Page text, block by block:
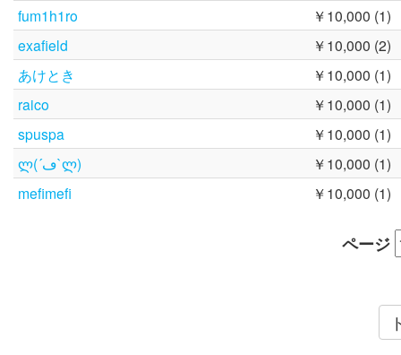
fum1h1ro
￥10,000 (1)
exafield
￥10,000 (2)
あけとき
￥10,000 (1)
raico
￥10,000 (1)
spuspa
￥10,000 (1)
ლ(´ڡ`ლ)
￥10,000 (1)
mefimefi
￥10,000 (1)
ページ